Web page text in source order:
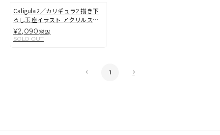
Caligula2／カリギュラ2 描き下
ろし玉座イラスト アクリルスタ
ンド 天吹茉莉絵
¥2,090(税込)
SOLD OUT
‹ 1 ›